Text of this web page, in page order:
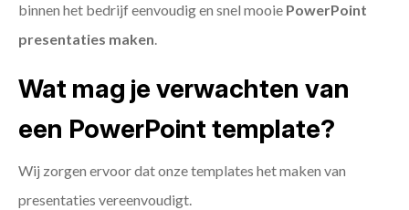
binnen het bedrijf eenvoudig en snel mooie PowerPoint
presentaties maken.
Wat mag je verwachten van
een PowerPoint template?
Wij zorgen ervoor dat onze templates het maken van
presentaties vereenvoudigt.